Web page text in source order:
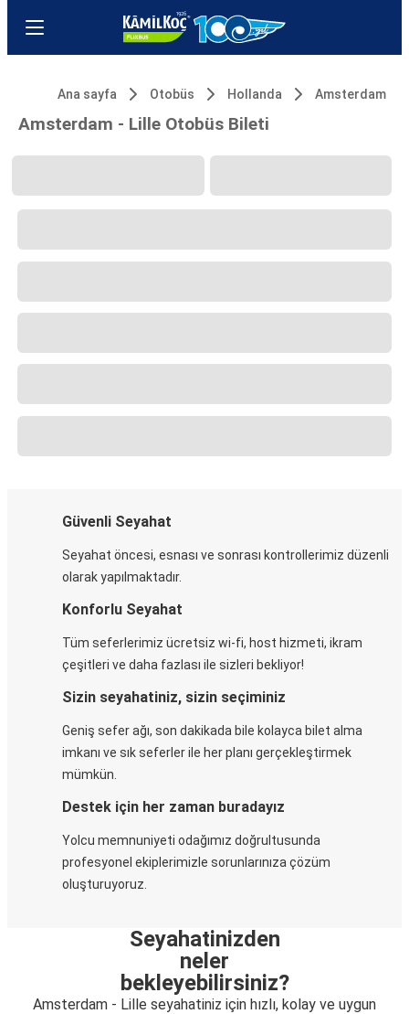
Ana sayfa Otobüs Hollanda Amsterdam
Amsterdam - Lille Otobüs Bileti
Güvenli Seyahat
Seyahat öncesi, esnası ve sonrası kontrollerimiz düzenli
olarak yapılmaktadır.
Konforlu Seyahat
Tüm seferlerimiz ücretsiz wi-fi, host hizmeti, ikram
çeşitleri ve daha fazlası ile sizleri bekliyor!
Sizin seyahatiniz, sizin seçiminiz
Geniş sefer ağı, son dakikada bile kolayca bilet alma
imkanı ve sık seferler ile her planı gerçekleştirmek
mümkün.
Destek için her zaman buradayız
Yolcu memnuniyeti odağımız doğrultusunda
profesyonel ekiplerimizle sorunlarınıza çözüm
oluşturuyoruz.
Seyahatinizden
neler
bekleyebilirsiniz?
Amsterdam - Lille seyahatiniz için hızlı, kolay ve uygun